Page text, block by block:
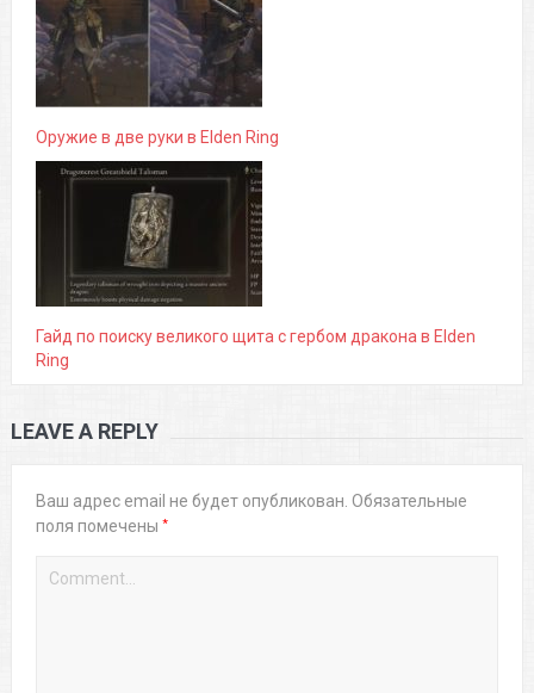
Оружие в две руки в Elden Ring
Гайд по поиску великого щита с гербом дракона в Elden
Ring
LEAVE A REPLY
Ваш адрес email не будет опубликован. Обязательные
поля помечены *